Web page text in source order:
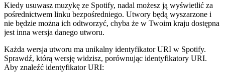
Kiedy usuwasz muzykę ze Spotify, nadal możesz ją wyświetlić za
pośrednictwem linku bezpośredniego. Utwory będą wyszarzone i
nie będzie można ich odtworzyć, chyba że w Twoim kraju dostępna
jest inna wersja danego utworu.
Każda wersja utworu ma unikalny identyfikator URI w Spotify.
Sprawdź, którą wersję widzisz, porównując identyfikatory URI.
Aby znaleźć identyfikator URI: